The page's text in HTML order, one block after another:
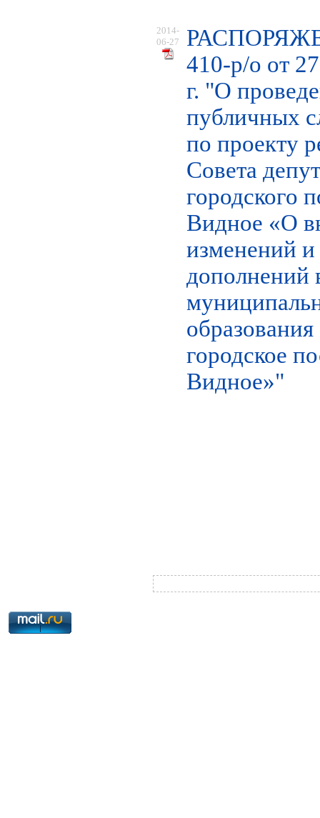
2014-
06-27
410-р/о от
г. "О
публичных
по проекту
Совета
городского
Видное «О
изменений и
дополнений
образования
городское
Видное»"